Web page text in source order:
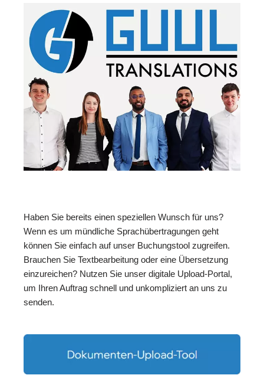
Haben Sie bereits einen speziellen Wunsch für uns?
Wenn es um mündliche Sprachübertragungen geht
können Sie einfach auf unser Buchungstool zugreifen.
Brauchen Sie Textbearbeitung oder eine Übersetzung
einzureichen? Nutzen Sie unser digitale Upload-Portal,
um Ihren Auftrag schnell und unkompliziert an uns zu
senden.